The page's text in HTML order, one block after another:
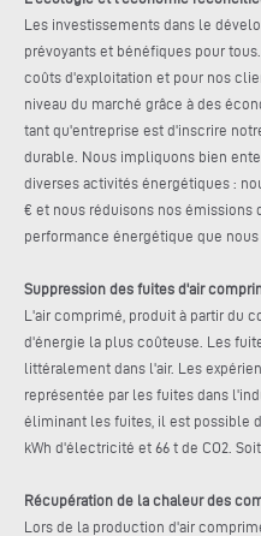
Les investissements dans le
prévoyants et bénéfiques pour
coûts d'exploitation et pour nos
niveau du marché grâce à des
tant qu'entreprise est d'inscrire
durable. Nous impliquons bien
diverses activités énergétiques :
€ et nous réduisons nos émissions
performance énergétique que nous
Suppression des fuites d'air
L'air comprimé, produit à partir du
d'énergie la plus coûteuse. Les
littéralement dans l'air. Les
représentée par les fuites dans
éliminant les fuites, il est possible
kWh d'électricité et 66 t de CO2.
Récupération de la chaleur des
Lors de la production d'air